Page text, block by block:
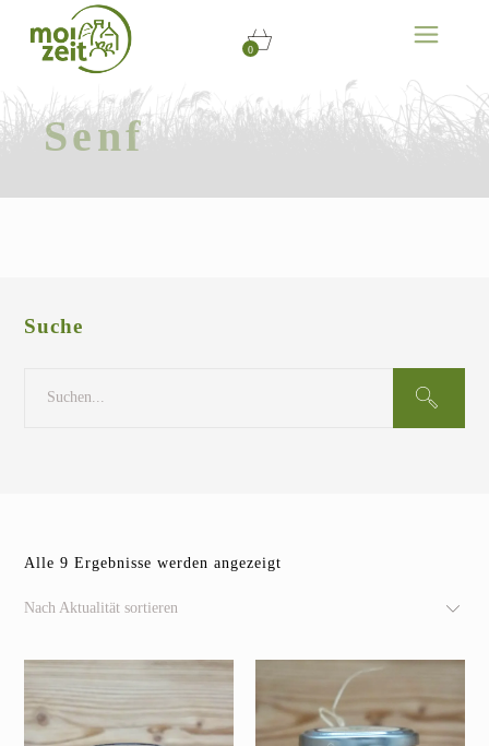
0
Senf
Alle 9 Ergebnisse werden angezeigt
Nach Aktualität sortieren
Suche
for: